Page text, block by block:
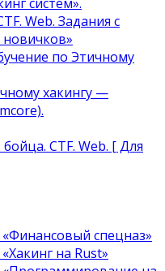
систем».
Web. Задания с
по Этичному
хакингу —
CTF. Web. [ Для
спецназ»
на Rust»